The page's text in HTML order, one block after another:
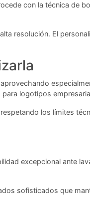
con la técnica de
resolución. El
logotipos
los límites
excepcional ante
sofisticados que